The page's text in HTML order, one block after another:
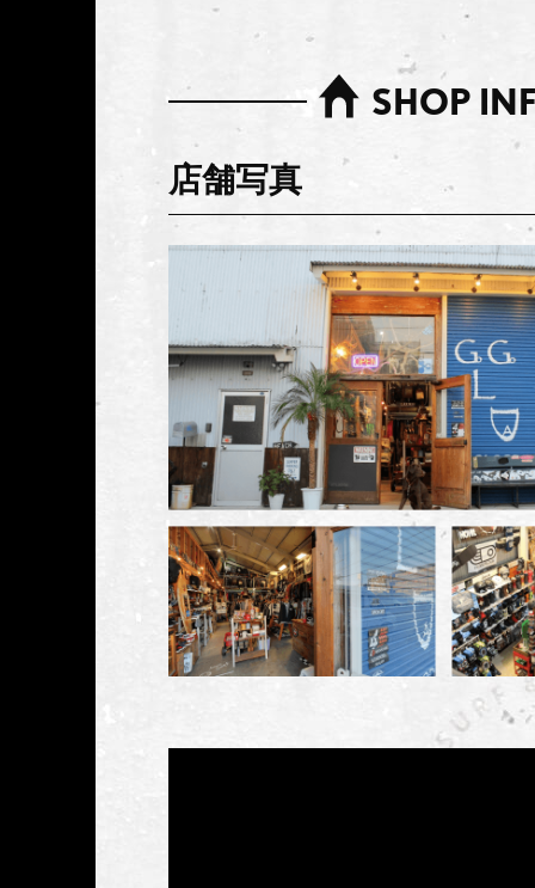
ともあり、障害があるか
で楽しめる方法を一緒に
と思っています。
障害を負った当初は、指を
困難な状態でした。障害を
年が経ち、現在もまわりの
にHELPしていただくこと
が、元気に波乗り（
ド）ができるまでに回復し
ンには、障害を持ってから
ーボードにチャレンジする
した。
SHOP
店舗写真